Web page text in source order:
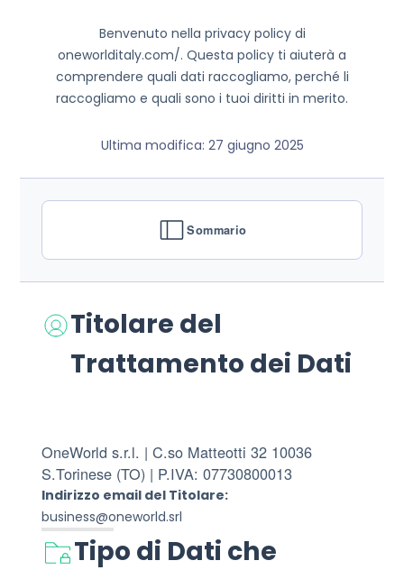
Benvenuto nella privacy policy di
oneworlditaly.com/. Questa policy ti aiuterà a
comprendere quali dati raccogliamo, perché li
raccogliamo e quali sono i tuoi diritti in merito.
Ultima modifica: 27 giugno 2025
Sommario
Titolare del
Trattamento dei Dati
OneWorld s.r.l. | C.so Matteotti 32 10036
S.Torinese (TO) | P.IVA: 07730800013
Indirizzo email del Titolare:
business@oneworld.srl
Tipo di Dati che